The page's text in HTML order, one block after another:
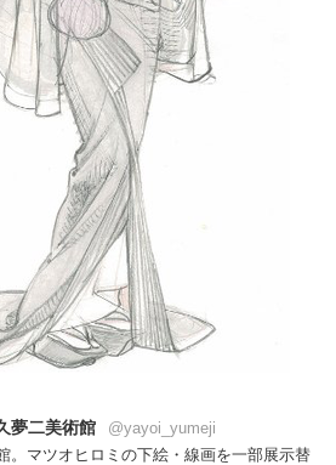
夢二美術館
@yayoi_yumeji
。マツオヒロミの下絵・線画を一部展示替